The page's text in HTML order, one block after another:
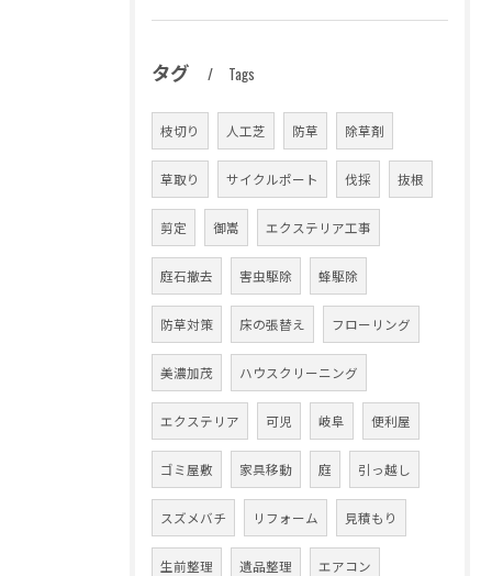
タグ Tags
枝切り 人工芝 防草 除草剤
草取り サイクルポート 伐採 抜根
剪定 御嵩 エクステリア工事
庭石撤去 害虫駆除 蜂駆除
防草対策 床の張替え フローリング
美濃加茂 ハウスクリーニング
エクステリア 可児 岐阜 便利屋
ゴミ屋敷 家具移動 庭 引っ越し
スズメバチ リフォーム 見積もり
生前整理 遺品整理 エアコン